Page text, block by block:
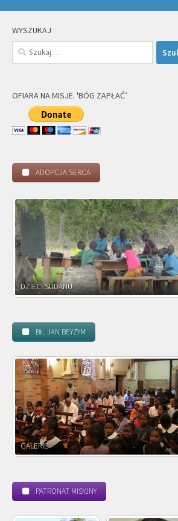
WYSZUKAJ
Szukaj:
OFIARA NA MISJE. 'BÓG ZAPŁAĆ’
ADOPCJA SERCA
DZIECI ZAMBII
BŁ. JAN BEYZYM
POWOŁANIE MISYJNE
PATRONAT MISYJNY